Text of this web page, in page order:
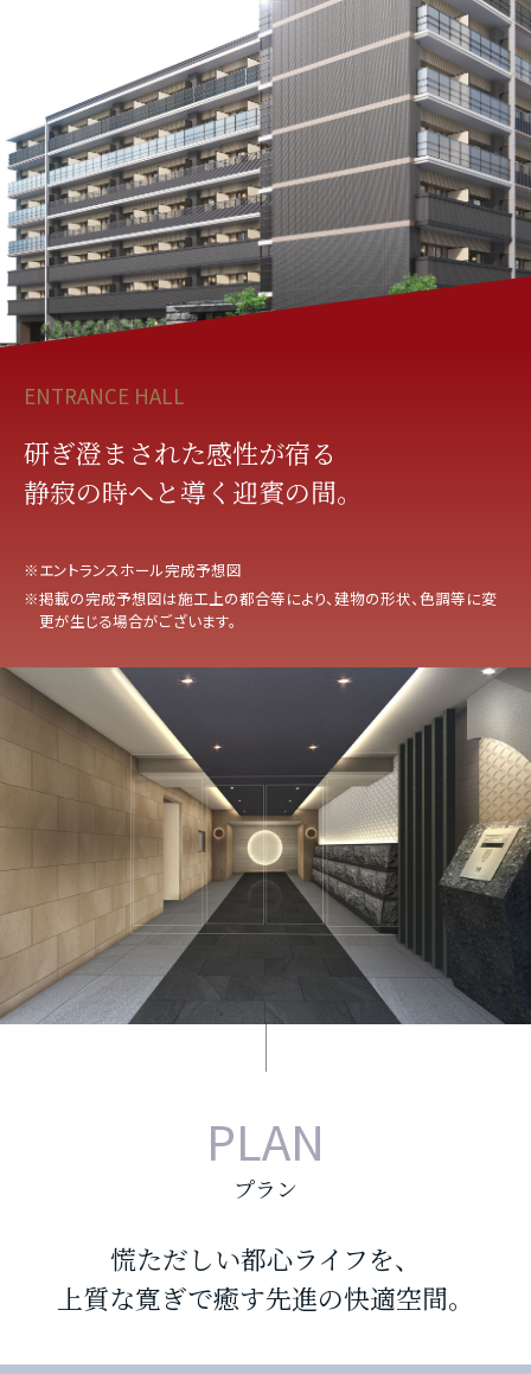
ENTRANCE HALL
研ぎ澄まされた感性が宿る
静寂の時へと導く迎賓の間。
※エントランスホール完成予想図
※掲載の完成予想図は施工上の都合等により、建物の形状、色調等に変
更が生じる場合がございます。
PLAN
プラン
慌ただしい都心ライフを、
上質な寛ぎで癒す先進の快適空間。